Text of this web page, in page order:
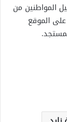
المواطنين من
الموقع